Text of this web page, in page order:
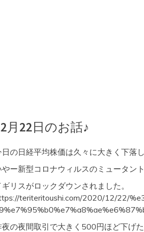
月22日のお話♪
日の日経平均株価は久々に大きく下落し
やー新型コロナウィルスのミュータン
ギリスがロックダウンされました。
teriteritoushi.com/2020/12/22/
夜の夜間取引で大きく500円ほど下げ